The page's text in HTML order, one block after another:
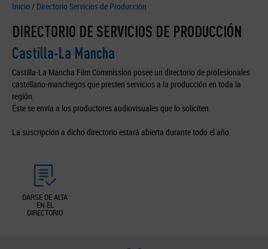
Inicio / Directorio Servicios de Producción
DIRECTORIO DE SERVICIOS DE PRODUCCIÓN
Castilla-La Mancha
Castilla-La Mancha Film Commission posee un directorio de profesionales
castellano-manchegos que presten servicios a la producción en toda la
región.
Éste se envía a los productores audiovisuales que lo soliciten.
La suscripción a dicho directorio estará abierta durante todo el año.
DARSE DE ALTA
EN EL
DIRECTORIO